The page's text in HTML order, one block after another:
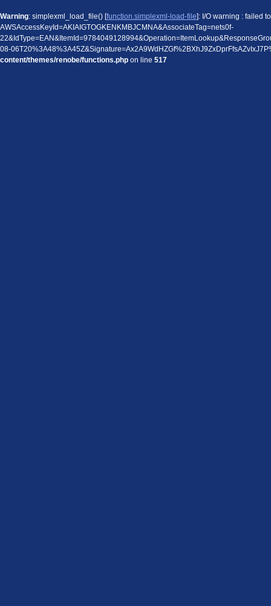
Warning: simplexml_load_file() [function.simplexml-load-file]: I/O warning : failed
AWSAccessKeyId=AKIAIGTOGKENKMBJCMNA&AssociateTag=nets0f-
08-
content/themes/renobe/functions.php on line 517